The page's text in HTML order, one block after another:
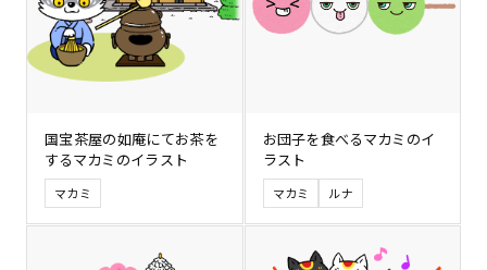
国宝茶屋の如庵にてお茶を
するマカミのイラスト
マカミ
お団子を食べるマカミのイ
ラスト
マカミ ルナ